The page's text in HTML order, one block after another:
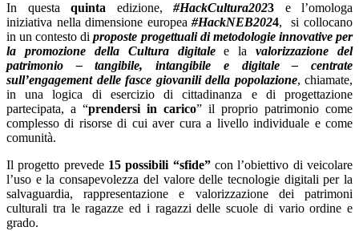
In questa
quinta edizione, #HackCultura2023
e l’omologa
iniziativa nella dimensione europea #HackNEB2024, si collocano
in un contesto diproposte progettuali di metodologie innovative per
la promozione della Cultura digitale
e la
valorizzazione del
patrimonio – tangibile, intangibile e digitale – centrate
sull’engagement delle fasce giovanili della popolazione, chiamate,
in una logica di esercizio di cittadinanza e di progettazione
partecipata, a “prendersi in carico” il proprio patrimonio come
complesso di risorse di cui aver cura a livello individuale e come
comunità.
Il progetto prevede 15 possibili “sfide”con l’obiettivo di veicolare
l’uso e la consapevolezza del valore delle tecnologie digitali per la
salvaguardia, rappresentazione e valorizzazione dei patrimoni
culturali tra le ragazze ed i ragazzi delle scuole di vario ordine e
grado.